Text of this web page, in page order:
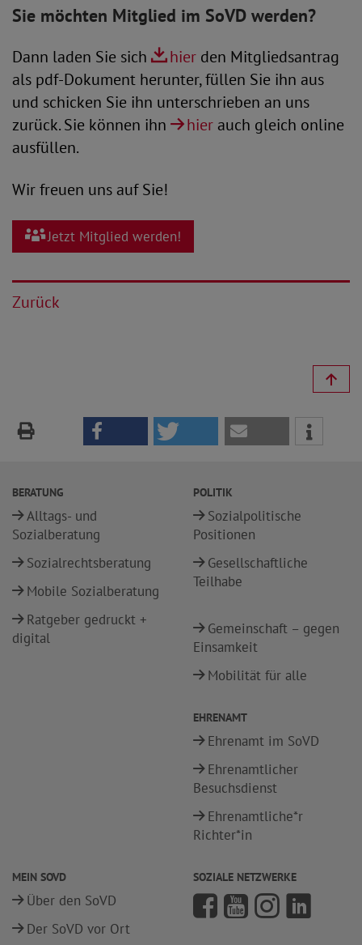
Sie möchten Mitglied im SoVD werden?
Dann laden Sie sich hier den Mitgliedsantrag
als pdf-Dokument herunter, füllen Sie ihn aus
und schicken Sie ihn unterschrieben an uns
zurück. Sie können ihn
hier auch gleich online
ausfüllen.
Wir freuen uns auf Sie!
Jetzt Mitglied werden!
Zurück
BERATUNG
Alltags- und
Sozialberatung
Sozialrechtsberatung
Mobile Sozialberatung
Ratgeber gedruckt +
digital
POLITIK
Sozialpolitische
Positionen
Gesellschaftliche
Teilhabe
Gemeinschaft – gegen
Einsamkeit
Mobilität für alle
EHRENAMT
Ehrenamt im SoVD
Ehrenamtlicher
Besuchsdienst
Ehrenamtliche*r
Richter*in
MEIN SOVD
Über den SoVD
Der SoVD vor Ort
SOZIALE NETZWERKE